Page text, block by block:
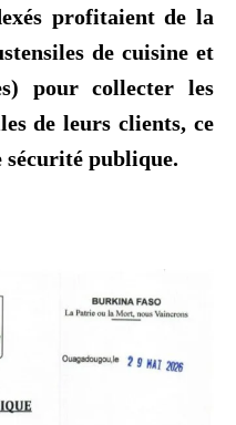
profitaient de la
de cuisine et
pour collecter les
de leurs clients, ce
sécurité publique.